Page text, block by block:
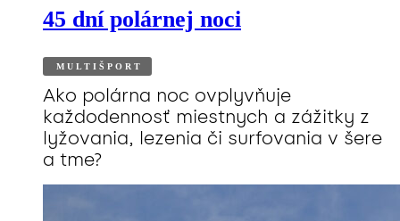
45 dní polárnej noci
MULTIŠPORT
Ako polárna noc ovplyvňuje
každodennosť miestnych a zážitky z
lyžovania, lezenia či surfovania v šere
a tme?